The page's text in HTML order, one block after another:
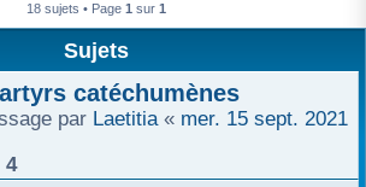
h
18 sujets • Page 1 sur 1
Sujets
catéchumènes
par Laetitia « mer. 15 sept. 2021
4